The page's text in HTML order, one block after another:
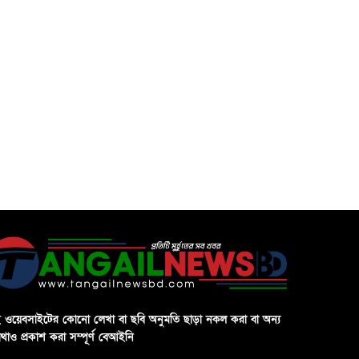
কোনো লেখা বা ছবি অনুমতি ছাড়া নকল করা বা অন্য
প্রকাশ করা সম্পূর্ণ বেআইনি